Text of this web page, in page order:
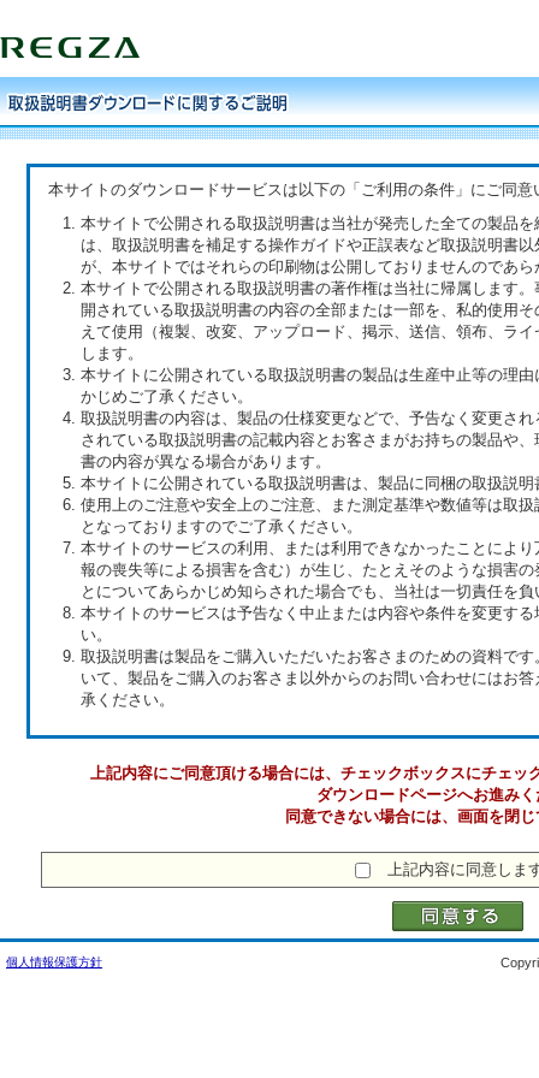
本サイトのダウンロードサービスは以下の「ご利用の条件」にご同
本サイトで公開される取扱説明書は当社が発売した全ての製品
は、取扱説明書を補足する操作ガイドや正誤表など取扱説明書
が、本サイトではそれらの印刷物は公開しておりませんのであ
本サイトで公開される取扱説明書の著作権は当社に帰属します
開されている取扱説明書の内容の全部または一部を、私的使用
えて使用（複製、改変、アップロード、掲示、送信、領布、ラ
します。
本サイトに公開されている取扱説明書の製品は生産中止等の理
かじめご了承ください。
取扱説明書の内容は、製品の仕様変更などで、予告なく変更さ
されている取扱説明書の記載内容とお客さまがお持ちの製品や
書の内容が異なる場合があります。
本サイトに公開されている取扱説明書は、製品に同梱の取扱説
使用上のご注意や安全上のご注意、また測定基準や数値等は取
となっておりますのでご了承ください。
本サイトのサービスの利用、または利用できなかったことによ
報の喪失等による損害を含む）が生じ、たとえそのような損害
とについてあらかじめ知らされた場合でも、当社は一切責任を
本サイトのサービスは予告なく中止または内容や条件を変更す
い。
取扱説明書は製品をご購入いただいたお客さまのための資料で
いて、製品をご購入のお客さま以外からのお問い合わせにはお
承ください。
上記内容にご同意頂ける場合には、チェックボックスにチェッ
ダウンロードページへお進み
同意できない場合には、画面を閉
上記内容に同意しま
個人情報保護方針